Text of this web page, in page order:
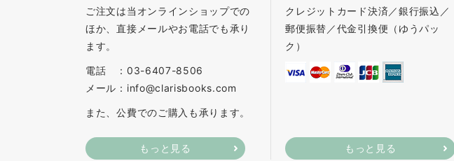
ご注文は当オンラインショップでの
ほか、直接メールやお電話でも承り
ます。
電話 ：03-6407-8506
メール：info@clarisbooks.com
また、公費でのご購入も承ります。
もっと見る
クレジットカード決済／銀行振込／
郵便振替／代金引換便（ゆうパッ
ク）
もっと見る